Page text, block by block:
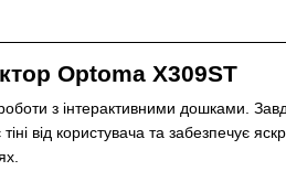
Optoma X309ST
з інтерактивними дошками.
від користувача та забезпечує